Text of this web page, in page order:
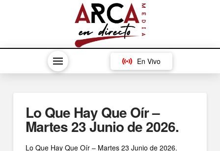
En Vivo
Lo Que Hay Que Oír –
Martes 23 Junio de 2026.
Lo Que Hay Que Oír – Martes 23 Junio de 2026.